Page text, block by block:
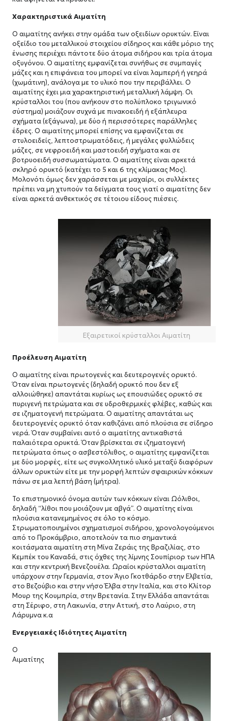
Χαρακτηριστικά Αιματίτη
Ο αιματίτης ανήκει στην ομάδα των οξειδίων ορυκτών. Είναι
οξείδιο του μεταλλικού στοιχείου σίδηρος και κάθε μόριο της
ένωσης περιέχει πάντοτε δύο άτομα σιδήρου και τρία άτομα
οξυγόνου. Ο αιματίτης εμφανίζεται συνήθως σε συμπαγές
μάζες και η επιφάνεια του μπορεί να είναι λαμπερή ή γεηρά
(χωμάτινη), ανάλογα με το υλικό που την περιβάλλει. Ο
αιματίτης έχει μια χαρακτηριστική μεταλλική λάμψη. Οι
κρύσταλλοι του (που ανήκουν στο πολύπλοκο τριγωνικό
σύστημα) μοιάζουν συχνά με πινακοειδή ή εξάπλευρα
σχήματα (εξάγωνα), με δύο ή περισσότερες παράλληλες
έδρες. Ο αιματίτης μπορεί επίσης να εμφανίζεται σε
στυλοειδείς, λεπτοστρωματόδεις, ή μεγάλες φυλλώδεις
μάζες, σε νεφροειδή και μαστοειδή σχήματα και σε
βοτρυοειδή συσσωματώματα. Ο αιματίτης είναι αρκετά
σκληρό ορυκτό (κατέχει το 5 και 6 της κλίμακας Μος).
Μολονότι όμως δεν χαράσσεται με μαχαίρι, οι συλλέκτες
πρέπει να μη χτυπούν τα δείγματα τους γιατί ο αιματίτης δεν
είναι αρκετά ανθεκτικός σε τέτοιου είδους πιέσεις.
Εξαιρετικοί κρύσταλλοι Αιματίτη
Προέλευση Αιματίτη
Ο αιματίτης είναι πρωτογενές και δευτερογενές ορυκτό.
Όταν είναι πρωτογενές (δηλαδή ορυκτό που δεν εξ
αλλοιώθηκε) απαντάται κυρίως ως επουσιώδες ορυκτό σε
πυριγενή πετρώματα και σε υδροθερμικές φλέβες, καθώς και
σε ιζηματογενή πετρώματα. Ο αιματίτης απαντάται ως
δευτερογενές ορυκτό όταν καθιζάνει από πλούσια σε σίδηρο
νερά. Όταν συμβαίνει αυτό ο αιματίτης αντικαθιστά
παλαιότερα ορυκτά. Όταν βρίσκεται σε ιζηματογενή
πετρώματα όπως ο ασβεστόλιθος, ο αιματίτης εμφανίζεται
με δύο μορφές, είτε ως συγκολλητικό υλικό μεταξύ διαφόρων
άλλων ορυκτών είτε με την μορφή λεπτών σφαιρικών κόκκων
πάνω σε μια λεπτή βάση (μήτρα).
Το επιστημονικό όνομα αυτών των κόκκων είναι Ωόλιθοι,
δηλαδή “λίθοι που μοιάζουν με αβγά”. Ο αιματίτης είναι
πλούσια κατανεμημένος σε όλο το κόσμο.
Στρωματοποιημένοι σχηματισμοί σιδήρου, χρονολογούμενοι
από το Προκάμβριο, αποτελούν τα πιο σημαντικά
κοιτάσματα αιματίτη στη Μίνα Ζεράις της Βραζιλίας, στο
Κεμπέκ του Καναδά, στις όχθες της λίμνης Σουπίριορ των ΗΠΑ
και στην κεντρική Βενεζουέλα. Ωραίοι κρύσταλλοι αιματίτη
υπάρχουν στην Γερμανία, στον Άγιο Γκοτθάρδο στην Ελβετία,
στο Βεζούβιο και στην νήσο Έλβα στην Ιταλία, και στο Κλίτορ
Μουρ της Κουμπρία, στην Βρετανία. Στην Ελλάδα απαντάται
στη Σέριφο, στη Λακωνία, στην Αττική, στο Λαύριο, στη
Λάρυμνα κ.α
Ενεργειακές Ιδιότητες Αιματίτη
Ο
Αιματίτης